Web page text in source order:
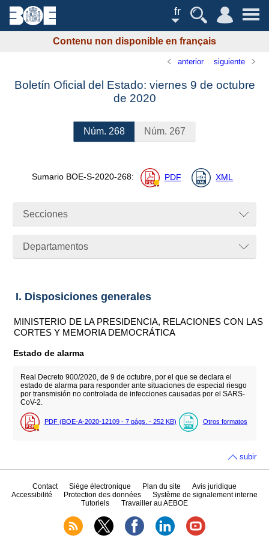
fr
Contenu non disponible en français
anterior siguiente
Boletín Oficial del Estado: viernes 9 de octubre
de 2020
Núm. 268 Núm. 267
Sumario BOE-S-2020-268: PDF XML
Secciones
Departamentos
I. Disposiciones generales
MINISTERIO DE LA PRESIDENCIA, RELACIONES CON LAS
CORTES Y MEMORIA DEMOCRÁTICA
Estado de alarma
Real Decreto 900/2020, de 9 de octubre, por el que se declara el
estado de alarma para responder ante situaciones de especial riesgo
por transmisión no controlada de infecciones causadas por el SARS-
CoV-2.
PDF (BOE-A-2020-12109 - 7 págs. - 252 KB) Otros formatos
subir
Contact Siège électronique Plan du site
Avis juridique
Accessibilité
Protection des données
Système de signalement interne
Tutoriels
Travailler au AEBOE